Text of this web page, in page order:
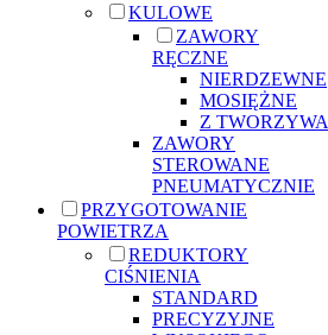
KULOWE
ZAWORY
RĘCZNE
NIERDZEWNE
MOSIĘŻNE
Z TWORZYWA
ZAWORY
STEROWANE
PNEUMATYCZNIE
PRZYGOTOWANIE
POWIETRZA
REDUKTORY
CIŚNIENIA
STANDARD
PRECYZYJNE